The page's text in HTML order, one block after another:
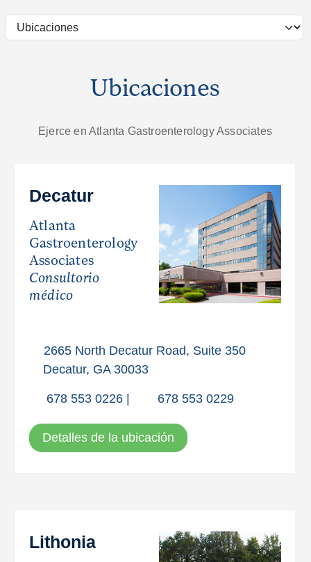
Ubicaciones
Ejerce en Atlanta Gastroenterology Associates
Decatur
Atlanta
Gastroenterology
Associates
Consultorio
médico
2665 North Decatur Road, Suite 350
Decatur, GA 30033
678 553 0226 678 553 0229
Detalles de la ubicación
Lithonia